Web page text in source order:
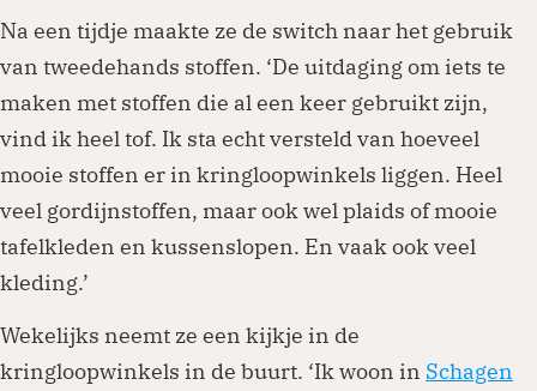
Na een tijdje maakte ze de switch naar het gebruik
van tweedehands stoffen. ‘De uitdaging om iets te
maken met stoffen die al een keer gebruikt zijn,
vind ik heel tof. Ik sta echt versteld van hoeveel
mooie stoffen er in kringloopwinkels liggen. Heel
veel gordijnstoffen, maar ook wel plaids of mooie
tafelkleden en kussenslopen. En vaak ook veel
kleding.’
Wekelijks neemt ze een kijkje in de
kringloopwinkels in de buurt. ‘Ik woon in Schagen